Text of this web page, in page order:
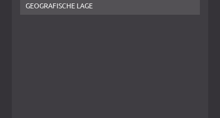
GEOGRAFISCHE LAGE